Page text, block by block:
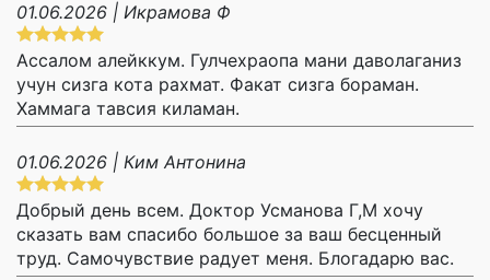
01.06.2026 | Икрамова Ф
Ассалом алейккум. Гулчехраопа мани даволаганиз
учун сизга кота рахмат. Факат сизга бораман.
Хаммага тавсия киламан.
01.06.2026 | Ким Антонина
Добрый день всем. Доктор Усманова Г,М хочу
сказать вам спасибо большое за ваш бесценный
труд. Самочувствие радует меня. Блогадарю вас.